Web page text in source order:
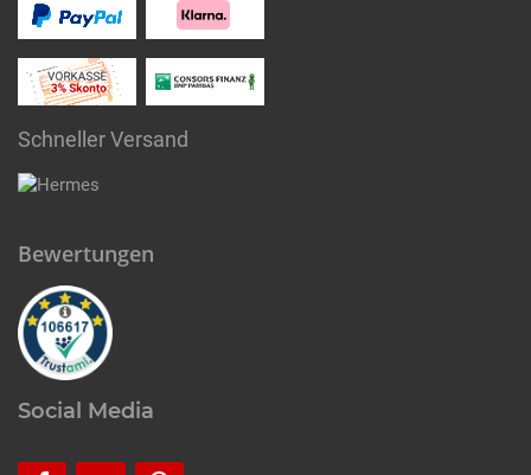
Schneller Versand
Bewertungen
Social Media